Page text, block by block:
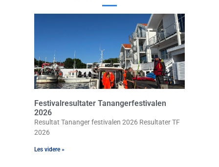
Festivalresultater Tanangerfestivalen
2026
Resultat Tananger festivalen 2026 Resultater TF
2026
Les videre »